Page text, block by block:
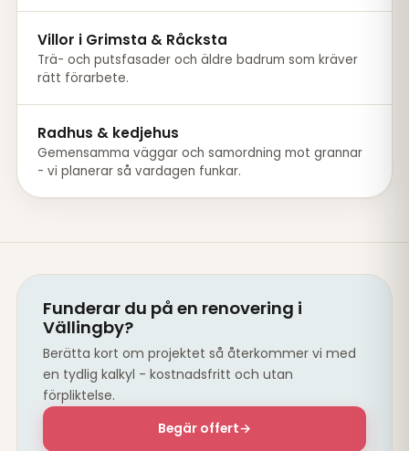
Villor i Grimsta & Råcksta
Trä- och putsfasader och äldre badrum som kräver
rätt förarbete.
Radhus & kedjehus
Gemensamma väggar och samordning mot grannar
- vi planerar så vardagen funkar.
Funderar du på en renovering i
Vällingby?
Berätta kort om projektet så återkommer vi med
en tydlig kalkyl - kostnadsfritt och utan
förpliktelse.
Begär offert→